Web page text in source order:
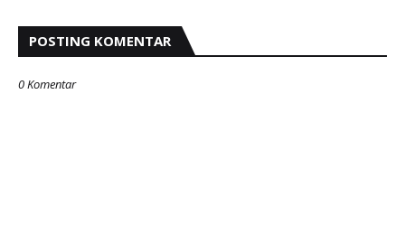
POSTING KOMENTAR
0 Komentar